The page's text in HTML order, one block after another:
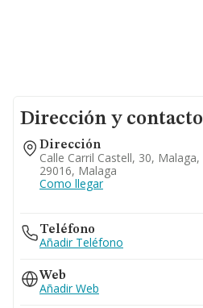
Dirección y contacto
Dirección
Calle Carril Castell, 30, Malaga,
29016, Malaga
Como llegar
Teléfono
Añadir Teléfono
Web
Añadir Web